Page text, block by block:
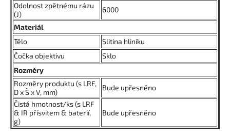
Odolnost zpětnému rázu
(J)
6000
Materiál
Tělo
Slitina hliníku
Čočka objektivu
Sklo
Rozměry
Rozměry produktu (s LRF,
D x Š x V, mm)
Bude upřesněno
Čistá hmotnost/ks (s LRF
& IR přísvitem & baterií,
g)
Bude upřesněno